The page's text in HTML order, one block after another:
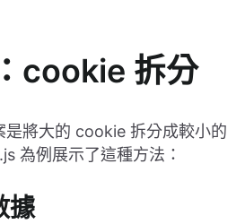
cookie 拆分
是將大的 cookie 拆分成較小的
為例展示了這種方法：
據